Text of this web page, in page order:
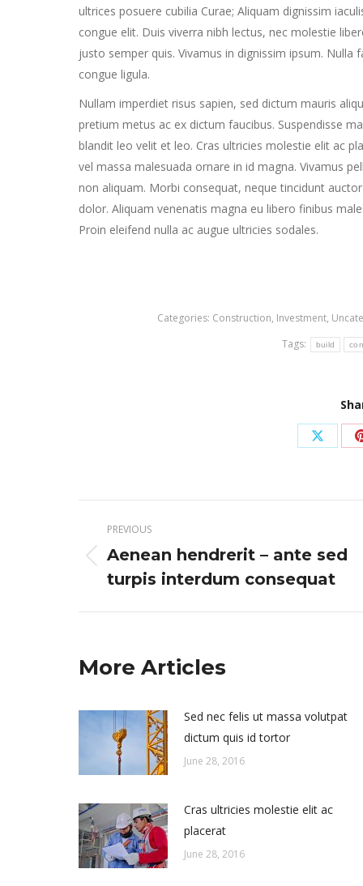
ultrices posuere cubilia Curae; Aliquam dignissim
congue elit. Duis viverra nibh lectus, nec molestie
justo semper quis. Vivamus in dignissim ipsum.
congue ligula.
Nullam imperdiet risus sapien, sed dictum mauris
pretium metus ac ex dictum faucibus. Suspendisse
blandit leo velit et leo. Cras ultricies molestie elit ac
vel massa malesuada ornare in id magna. Vivamus
non aliquam. Morbi consequat, neque tincidunt
dolor. Aliquam venenatis magna eu libero finibus
Proin eleifend nulla ac augue ultricies sodales.
Categories: Construction, Investment,
Tags:
build
Share
navigation
PREVIOUS
Previous
post:
Aenean hendrerit – ante sed
turpis interdum consequat
More Articles
Sed nec felis ut massa volutpat
dictum quis id tortor
June 28, 2016
Cras ultricies molestie elit ac
placerat
June 28, 2016